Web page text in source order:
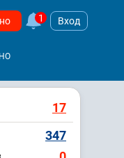
1 Вход
17
347